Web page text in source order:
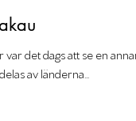
det dags att se en
av länderna...